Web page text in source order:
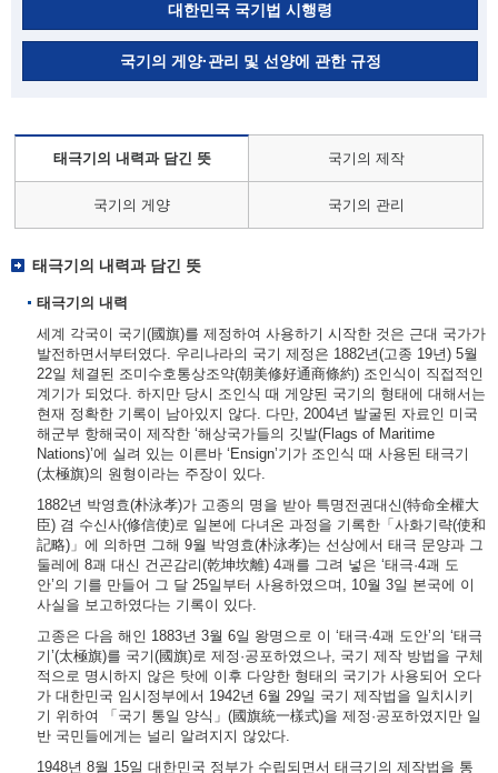
대한민국 국기법 시행령
국기의 게양·관리 및 선양에 관한 규정
태극기의 내력과 담긴 뜻 국기의 제작
국기의 게양 국기의 관리
태극기의 내력과 담긴 뜻
태극기의 내력
세계 각국이 국기(國旗)를 제정하여 사용하기 시작한 것은 근대 국가가
발전하면서부터였다. 우리나라의 국기 제정은 1882년(고종 19년) 5월
22일 체결된 조미수호통상조약(朝美修好通商條約) 조인식이 직접적인
계기가 되었다. 하지만 당시 조인식 때 게양된 국기의 형태에 대해서는
현재 정확한 기록이 남아있지 않다. 다만, 2004년 발굴된 자료인 미국
해군부 항해국이 제작한 ‘해상국가들의 깃발(Flags of Maritime
Nations)’에 실려 있는 이른바 ‘Ensign’기가 조인식 때 사용된 태극기
(太極旗)의 원형이라는 주장이 있다.
1882년 박영효(朴泳孝)가 고종의 명을 받아 특명전권대신(特命全權大
臣) 겸 수신사(修信使)로 일본에 다녀온 과정을 기록한「사화기략(使和
記略)」에 의하면 그해 9월 박영효(朴泳孝)는 선상에서 태극 문양과 그
둘레에 8괘 대신 건곤감리(乾坤坎離) 4괘를 그려 넣은 ‘태극·4괘 도
안’의 기를 만들어 그 달 25일부터 사용하였으며, 10월 3일 본국에 이
사실을 보고하였다는 기록이 있다.
고종은 다음 해인 1883년 3월 6일 왕명으로 이 ‘태극·4괘 도안’의 ‘태극
기’(太極旗)를 국기(國旗)로 제정·공포하였으나, 국기 제작 방법을 구체
적으로 명시하지 않은 탓에 이후 다양한 형태의 국기가 사용되어 오다
가 대한민국 임시정부에서 1942년 6월 29일 국기 제작법을 일치시키
기 위하여 「국기 통일 양식」(國旗統一樣式)을 제정·공포하였지만 일
반 국민들에게는 널리 알려지지 않았다.
1948년 8월 15일 대한민국 정부가 수립되면서 태극기의 제작법을 통